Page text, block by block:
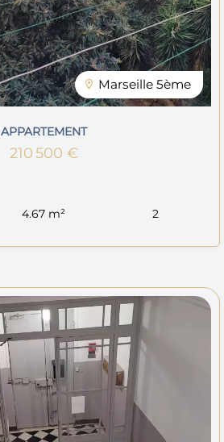
Marseille 5ème
APPARTEMENT
210 500 €
4.67 m² 2